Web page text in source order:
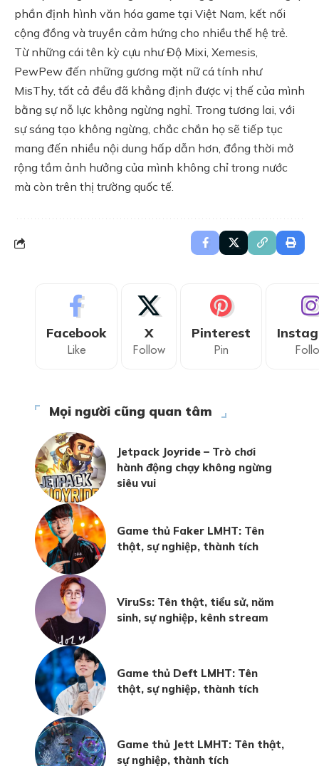
phần định hình văn hóa game tại Việt Nam, kết nối
cộng đồng và truyền cảm hứng cho nhiều thế hệ trẻ.
Từ những cái tên kỳ cựu như Độ Mixi, Xemesis,
PewPew đến những gương mặt nữ cá tính như
MisThy, tất cả đều đã khẳng định được vị thế của mình
bằng sự nỗ lực không ngừng nghỉ. Trong tương lai, với
sự sáng tạo không ngừng, chắc chắn họ sẽ tiếp tục
mang đến nhiều nội dung hấp dẫn hơn, đồng thời mở
rộng tầm ảnh hưởng của mình không chỉ trong nước
mà còn trên thị trường quốc tế.
Facebook
Like
X
Follow
Pinterest
Pin
Mọi người cũng quan tâm
Jetpack Joyride – Trò chơi
hành động chạy không ngừng
siêu vui
Game thủ Faker LMHT: Tên
thật, sự nghiệp, thành tích
ViruSs: Tên thật, tiểu sử, năm
sinh, sự nghiệp, kênh stream
Game thủ Deft LMHT: Tên
thật, sự nghiệp, thành tích
Game thủ Jett LMHT: Tên thật,
sự nghiệp, thành tích